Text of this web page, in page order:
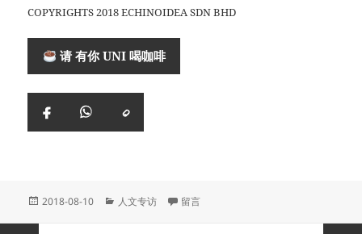
COPYRIGHTS 2018 ECHINOIDEA SDN BHD
请 有你 UNI 喝咖啡
FacebookWhatsApp
复
制
Posted
2018-08-10 Categories
人文专访 留言于 画家：叶逢仪